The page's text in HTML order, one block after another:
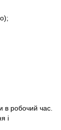
в робочий час.
і